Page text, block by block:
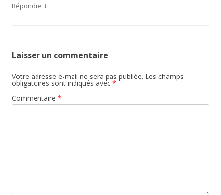
Répondre ↓
Laisser un commentaire
Votre adresse e-mail ne sera pas publiée. Les champs
obligatoires sont indiqués avec *
Commentaire *